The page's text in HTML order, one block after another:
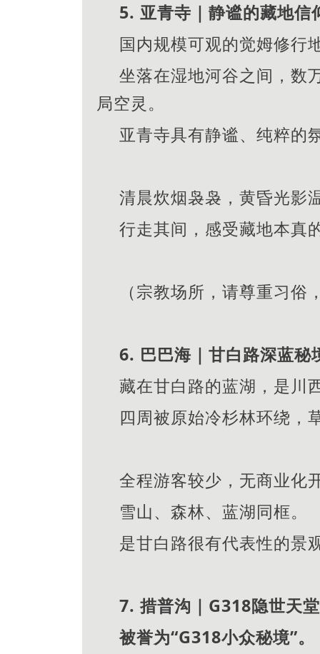
5. 亚青寺｜静谧的藏地信
国内规模可观的觉姆修行
坐落在湿地河谷之间，数
局空灵。
亚青寺具有静谧、纯粹的
清晨炊烟袅袅，黄昏光影
行走其间，感受藏地本真
（宗教场所，请尊重习俗
6. 巴巴海｜甘白路深蓝秘
藏在甘白路的蓝湖，是川
四周被原始冷杉林环绕，
全程游客较少，无商业化
雪山、森林、蓝湖同框。
是甘白路很有代表性的景
7. 措普沟｜G318隐世天
被誉为“G318小众秘境”。